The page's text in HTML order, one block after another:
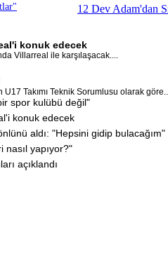
12 Dev Adam'dan
konuk edecek
Villarreal ile karşılaşacak....
Takımı Teknik Sorumlusu olarak göre...
spor kulübü değil"
konuk edecek
aldı: "Hepsini gidip bulacağım"
yapıyor?"
açıklandı